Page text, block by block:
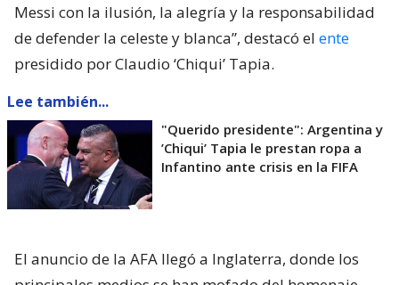
Messi con la ilusión, la alegría y la responsabilidad
de defender la celeste y blanca”, destacó el ente
presidido por Claudio ‘Chiqui’ Tapia.
Lee también...
"Querido presidente": Argentina y
’Chiqui’ Tapia le prestan ropa a
Infantino ante crisis en la FIFA
El anuncio de la AFA llegó a Inglaterra, donde los